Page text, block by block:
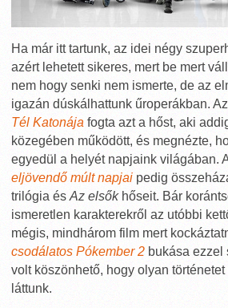
Ha már itt tartunk, az idei négy
azért lehetett sikeres, mert be mert
nem hogy senki nem ismerte, de az
igazán dúskálhattunk űroperákban. Az
Tél Katonája fogta azt a hőst, aki
közegében működött, és megnézte,
egyedül a helyét napjaink világában.
eljövendő múlt napjai pedig
trilógia és Az elsőkhőseit. Bár
ismeretlen karakterekről az utóbbi
mégis, mindhárom film mert
csodálatos Pókember 2 bukása ezzel
volt köszönhető, hogy olyan
láttunk.